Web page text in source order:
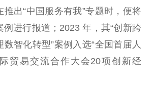
推出“中国服务有我”专题时，便将
进行报道；2023 年，其“创新跨
智化转型”案例入选“全国首届人
贸易交流合作大会20项创新经